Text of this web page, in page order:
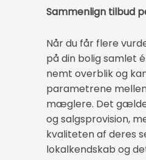
Sammenlign tilbud
Når du får flere
på din bolig samlet
nemt overblik og
parametrene
mæglere. Det
og salgsprovision,
kvaliteten af deres
lokalkendskab og